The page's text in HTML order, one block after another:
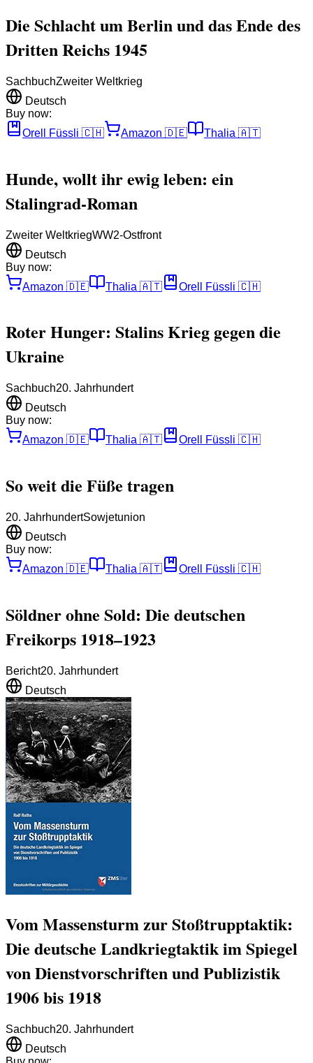
Die Schlacht um Berlin und das Ende des
Dritten Reichs 1945
SachbuchZweiter Weltkrieg
Deutsch
Buy now:
Orell Füssli 🇨🇭 Amazon 🇩🇪 Thalia 🇦🇹
Hunde, wollt ihr ewig leben: ein
Stalingrad-Roman
Zweiter WeltkriegWW2-Ostfront
Deutsch
Buy now:
Amazon 🇩🇪 Thalia 🇦🇹 Orell Füssli 🇨🇭
Roter Hunger: Stalins Krieg gegen die
Ukraine
Sachbuch20. Jahrhundert
Deutsch
Buy now:
Amazon 🇩🇪 Thalia 🇦🇹 Orell Füssli 🇨🇭
So weit die Füße tragen
20. JahrhundertSowjetunion
Deutsch
Buy now:
Amazon 🇩🇪 Thalia 🇦🇹 Orell Füssli 🇨🇭
Söldner ohne Sold: Die deutschen
Freikorps 1918–1923
Bericht20. Jahrhundert
Deutsch
Vom Massensturm zur Stoßtrupptaktik:
Die deutsche Landkriegtaktik im Spiegel
von Dienstvorschriften und Publizistik
1906 bis 1918
Sachbuch20. Jahrhundert
Deutsch